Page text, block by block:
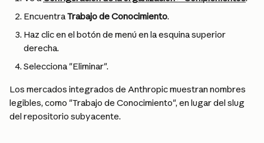
Encuentra Trabajo de Conocimiento.
Haz clic en el botón de menú en la esquina superior
derecha.
Selecciona "Eliminar".
Los mercados integrados de Anthropic muestran nombres
legibles, como "Trabajo de Conocimiento", en lugar del slug
del repositorio subyacente.